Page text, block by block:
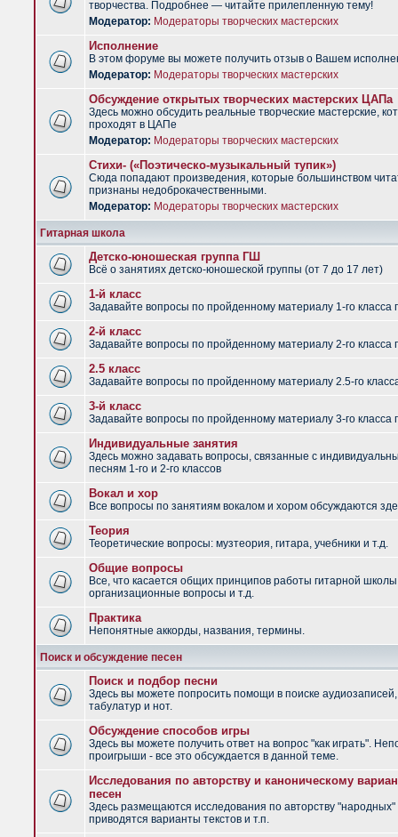
творчества. Подробнее — читайте прилепленную тему!
Модератор: Модераторы творческих мастерских
Исполнение
В этом форуме вы можете получить отзыв о Вашем
Модератор: Модераторы творческих мастерских
Обсуждение открытых творческих мастерских ЦАПа
Здесь можно обсудить реальные творческие мастерские,
проходят в ЦАПе
Модератор: Модераторы творческих мастерских
Стихи- («Поэтическо-музыкальный тупик»)
Сюда попадают произведения, которые большинством
признаны недоброкачественными.
Модератор: Модераторы творческих мастерских
Гитарная школа
Детско-юношеская группа ГШ
Всё о занятиях детско-юношеской группы (от 7 до 17 лет)
1-й класс
Задавайте вопросы по пройденному материалу 1-го класса
2-й класс
Задавайте вопросы по пройденному материалу 2-го класса
2.5 класс
Задавайте вопросы по пройденному материалу 2.5-го
3-й класс
Задавайте вопросы по пройденному материалу 3-го класса
Индивидуальные занятия
Здесь можно задавать вопросы, связанные с
песням 1-го и 2-го классов
Вокал и хор
Все вопросы по занятиям вокалом и хором обсуждаются
Теория
Теоретические вопросы: музтеория, гитара, учебники и т.д.
Общие вопросы
Все, что касается общих принципов работы гитарной
организационные вопросы и т.д.
Практика
Непонятные аккорды, названия, термины.
Поиск и обсуждение песен
Поиск и подбор песни
Здесь вы можете попросить помощи в поиске аудиозаписей,
табулатур и нот.
Обсуждение способов игры
Здесь вы можете получить ответ на вопрос "как играть".
проигрыши - все это обсуждается в данной теме.
Исследования по авторству и каноническому
песен
Здесь размещаются исследования по авторству "народных"
приводятся варианты текстов и т.п.